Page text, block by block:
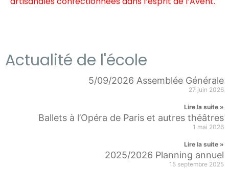
Actualité de l'école
5/09/2026 Assemblée Générale
27 juin 2026
Lire la suite »
Ballets à l’Opéra de Paris et autres théâtres
1 mai 2026
Lire la suite »
2025/2026 Planning annuel
15 septembre 2025